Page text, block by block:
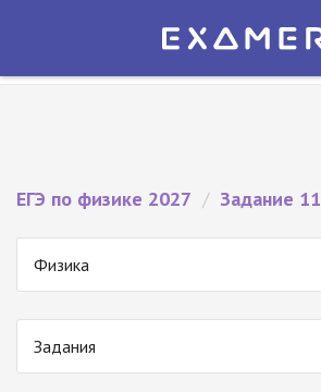
Экзамер — ЕГЭ 2027
ЕГЭ по физике 2027 / Задание 11
Физика
Задания